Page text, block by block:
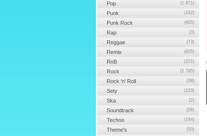
Pop (1 871)
Punk (192)
Punk Rock (605)
Rap (3)
Reggae (73)
Remix (935)
RnB (221)
Rock (1 795)
Rock 'n' Roll (38)
Sety (103)
Ska (2)
Soundtrack (56)
Techno (194)
Theme's (50)